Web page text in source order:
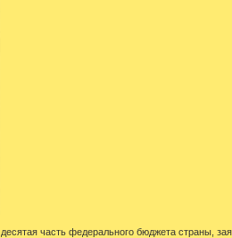
часть федерального бюджета страны,